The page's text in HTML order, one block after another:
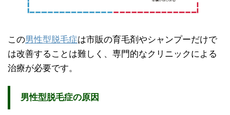
この男性型脱毛症は市販の育毛剤やシャンプーだけで
は改善することは難しく、専門的なクリニックによる
治療が必要です。
男性型脱毛症の原因